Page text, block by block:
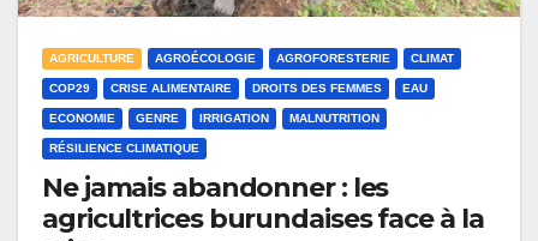
AGRICULTURE AGROÉCOLOGIE AGROFORESTERIE CLIMAT
COP29 CRISE ALIMENTAIRE DROITS DES FEMMES EAU
ECONOMIE GENRE IRRIGATION MALNUTRITION
RÉSILIENCE CLIMATIQUE
Ne jamais abandonner : les
agricultrices burundaises face à la